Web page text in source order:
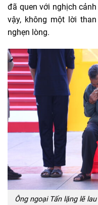
đã quen với nghịch
vậy, không một lời
nghẹn lòng.
Ông ngoại Tấn lặng lẽ